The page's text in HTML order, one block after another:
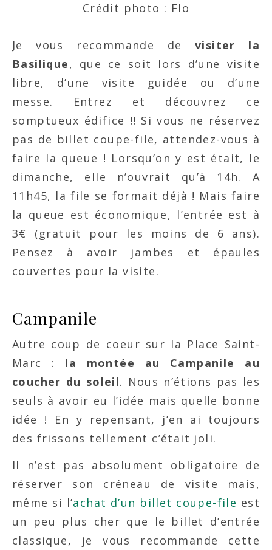
Crédit photo : Flo
Je vous recommande de visiter la
Basilique, que ce soit lors d’une visite
libre, d’une visite guidée ou d’une
messe. Entrez et découvrez ce
somptueux édifice !! Si vous ne réservez
pas de billet coupe-file, attendez-vous à
faire la queue ! Lorsqu’on y est était, le
dimanche, elle n’ouvrait qu’à 14h. A
11h45, la file se formait déjà ! Mais faire
la queue est économique, l’entrée est à
3€ (gratuit pour les moins de 6 ans).
Pensez à avoir jambes et épaules
couvertes pour la visite.
Campanile
Autre coup de coeur sur la Place Saint-
Marc : la montée au Campanile au
coucher du soleil. Nous n’étions pas les
seuls à avoir eu l’idée mais quelle bonne
idée ! En y repensant, j’en ai toujours
des frissons tellement c’était joli.
Il n’est pas absolument obligatoire de
réserver son créneau de visite mais,
même si l’achat d’un billet coupe-file est
un peu plus cher que le billet d’entrée
classique, je vous recommande cette